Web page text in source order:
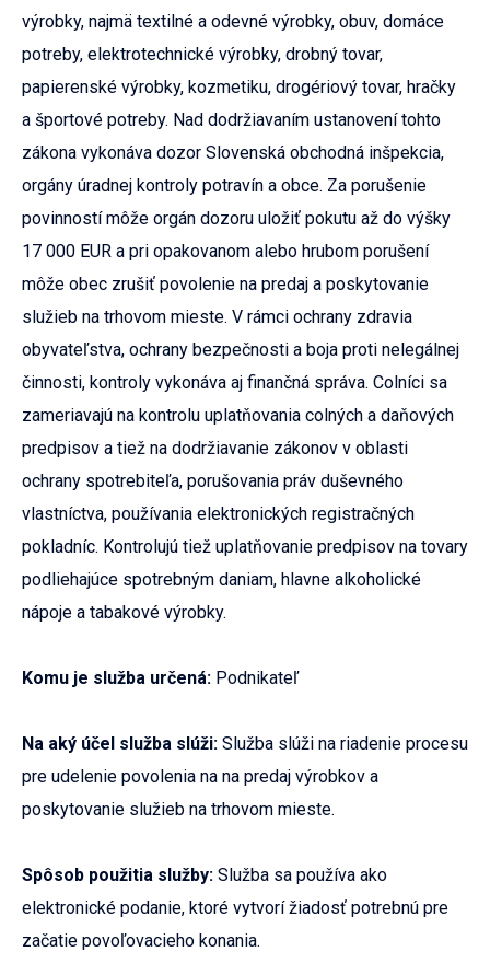
výrobky, najmä textilné a odevné výrobky, obuv, domáce
potreby, elektrotechnické výrobky, drobný tovar,
papierenské výrobky, kozmetiku, drogériový tovar, hračky
a športové potreby. Nad dodržiavaním ustanovení tohto
zákona vykonáva dozor Slovenská obchodná inšpekcia,
orgány úradnej kontroly potravín a obce. Za porušenie
povinností môže orgán dozoru uložiť pokutu až do výšky
17 000 EUR a pri opakovanom alebo hrubom porušení
môže obec zrušiť povolenie na predaj a poskytovanie
služieb na trhovom mieste. V rámci ochrany zdravia
obyvateľstva, ochrany bezpečnosti a boja proti nelegálnej
činnosti, kontroly vykonáva aj finančná správa. Colníci sa
zameriavajú na kontrolu uplatňovania colných a daňových
predpisov a tiež na dodržiavanie zákonov v oblasti
ochrany spotrebiteľa, porušovania práv duševného
vlastníctva, používania elektronických registračných
pokladníc. Kontrolujú tiež uplatňovanie predpisov na tovary
podliehajúce spotrebným daniam, hlavne alkoholické
nápoje a tabakové výrobky.
Komu je služba určená: Podnikateľ
Na aký účel služba slúži: Služba slúži na riadenie procesu
pre udelenie povolenia na na predaj výrobkov a
poskytovanie služieb na trhovom mieste.
Spôsob použitia služby: Služba sa používa ako
elektronické podanie, ktoré vytvorí žiadosť potrebnú pre
začatie povoľovacieho konania.